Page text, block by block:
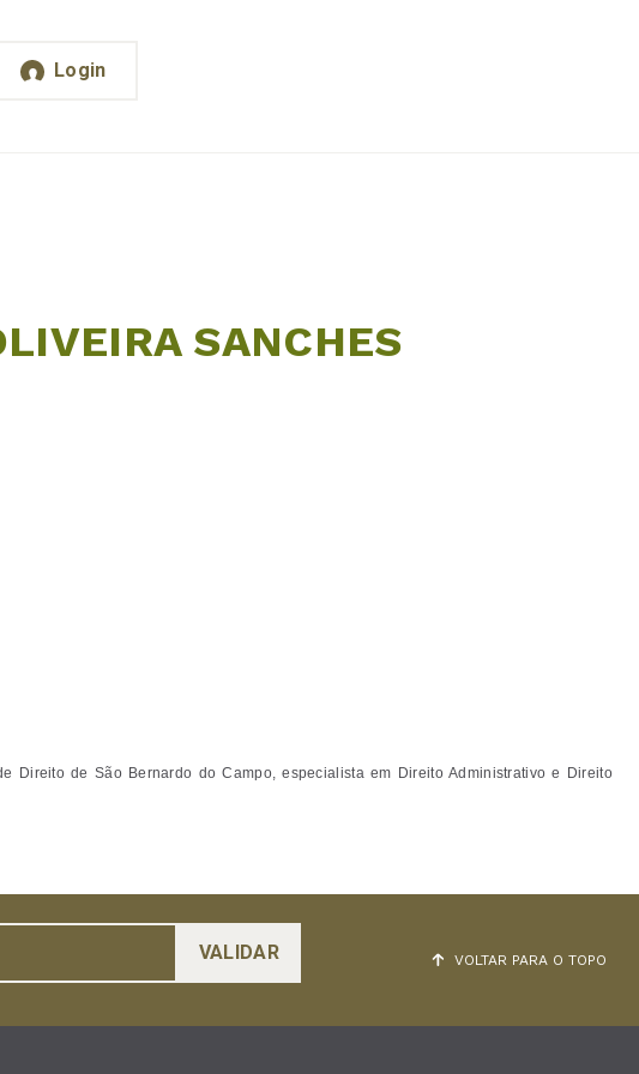
Login
SANCHES
Direito de São Bernardo do Campo, especialista em Direito Administrativo e Direito
VOLTAR PARA O TOPO